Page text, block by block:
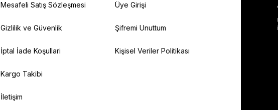
Mesafeli Satış Sözleşmesi
Gizlilik ve Güvenlik
İptal İade Koşullari
Kargo Takibi
İletişim
Üye Girişi
Şifremi Unuttum
Kişisel Veriler Politikası